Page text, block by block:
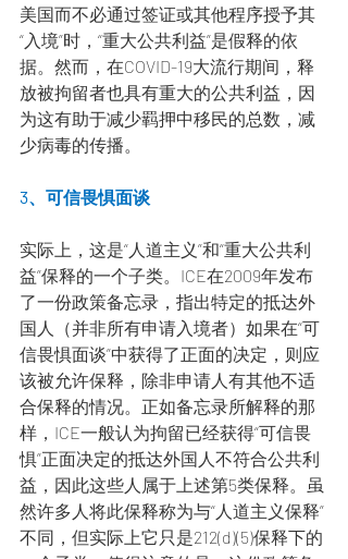
美国而不必通过签证或其他程序授予其
“入境”时，“重大公共利益”是假释的依
据。然而，在COVID-19大流行期间，释
放被拘留者也具有重大的公共利益，因
为这有助于减少羁押中移民的总数，减
少病毒的传播。
3、可信畏惧面谈
实际上，这是“人道主义”和“重大公共利
益”保释的一个子类。ICE在2009年发布
了一份政策备忘录，指出特定的抵达外
国人（并非所有申请入境者）如果在“可
信畏惧面谈”中获得了正面的决定，则应
该被允许保释，除非申请人有其他不适
合保释的情况。正如备忘录所解释的那
样，ICE一般认为拘留已经获得“可信畏
惧”正面决定的抵达外国人不符合公共利
益，因此这些人属于上述第5类保释。虽
然许多人将此保释称为与“人道主义保释”
不同，但实际上它只是212(d)(5)保释下的